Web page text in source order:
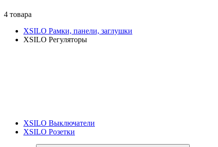
4 товара
XSILO Рамки, панели, заглушки
XSILO Регуляторы
XSILO Выключатели
XSILO Розетки